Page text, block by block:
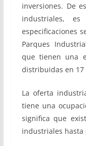
inversiones. De
industriales,
especificaciones
Parques
que tienen una
distribuidas en 17
La oferta
tiene una
significa que
industriales hasta